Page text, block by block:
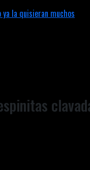
ya la quisieran muchos